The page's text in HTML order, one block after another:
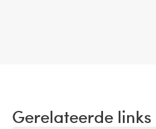
Gerelateerde links